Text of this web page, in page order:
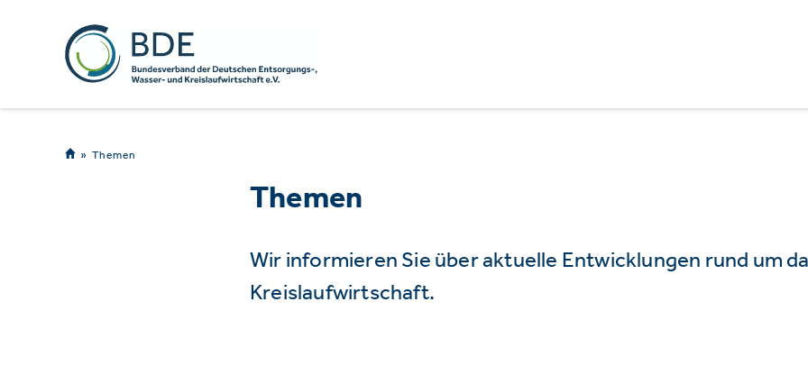
Themen
Themen
Wir informieren Sie über aktuelle Entwicklungen rund um
Kreislaufwirtschaft.